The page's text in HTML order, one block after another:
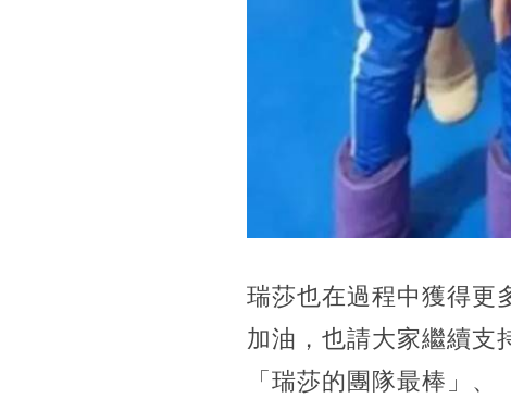
瑞莎也在過程中獲得更
加油，也請大家繼續支
「瑞莎的團隊最棒」、